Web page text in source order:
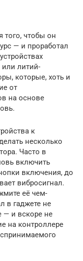
того, чтобы он
— и проработал
литий-
которые, хоть и
от
на основе
к
несколько
Часто в
включить
включения, до
вибросигнал.
её чем-
в гаджете не
— и вскоре не
на контроллере